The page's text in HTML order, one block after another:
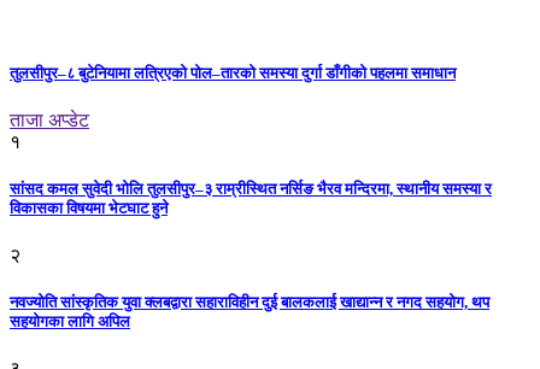
तुलसीपुर–८ बुटेनियामा लत्रिएको पोल–तारको समस्या दुर्गा डाँगीको पहलमा समाधान
ताजा अप्डेट
१
सांसद कमल सुवेदी भोलि तुलसीपुर–३ राम्रीस्थित नर्सिङ भैरव मन्दिरमा, स्थानीय समस्या र
विकासका विषयमा भेटघाट हुने
२
नवज्योति सांस्कृतिक युवा क्लबद्वारा सहाराविहीन दुई बालकलाई खाद्यान्न र नगद सहयोग, थप
सहयोगका लागि अपिल